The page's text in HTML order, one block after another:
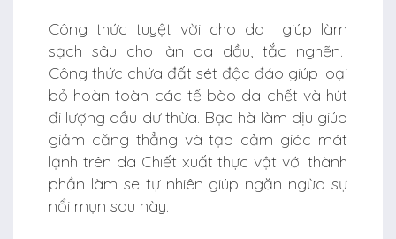
Công thức tuyệt vời cho da giúp làm
sạch sâu cho làn da dầu, tắc nghẽn.
Công thức chứa đất sét độc đáo giúp loại
bỏ hoàn toàn các tế bào da chết và hút
đi lượng dầu dư thừa. Bạc hà làm dịu giúp
giảm căng thẳng và tạo cảm giác mát
lạnh trên da Chiết xuất thực vật với thành
phần làm se tự nhiên giúp ngăn ngừa sự
nổi mụn sau này.